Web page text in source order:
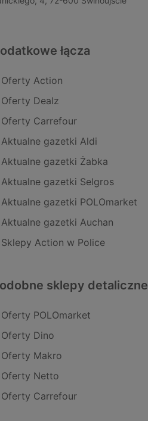
łącza
Oferty Action
Oferty Dealz
Oferty Carrefour
Aktualne gazetki Aldi
Aktualne gazetki Żabka
Aktualne gazetki Selgros
Aktualne gazetki POLOmarket
Aktualne gazetki Auchan
Sklepy Action w Police
sklepy detaliczne
Oferty POLOmarket
Oferty Dino
Oferty Makro
Oferty Netto
Oferty Carrefour